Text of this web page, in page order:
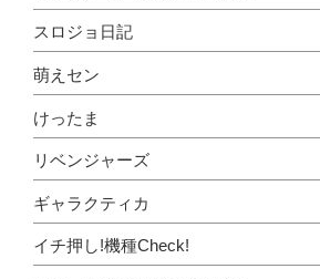
スロジョ日記
萌えセン
けったま
リベンジャーズ
ギャラクティカ
イチ押し!機種Check!